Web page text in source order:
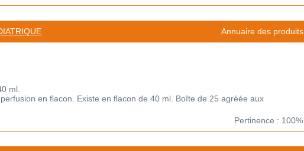
Annuaire des produits
ml.
en flacon. Existe en flacon de 40 ml. Boîte de 25 agréée aux
Pertinence : 100%